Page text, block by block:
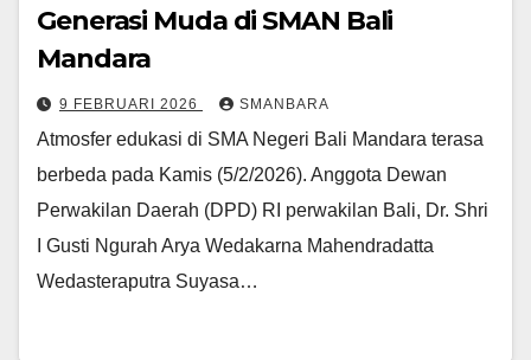
Generasi Muda di SMAN Bali
Mandara
9 FEBRUARI 2026 SMANBARA
Atmosfer edukasi di SMA Negeri Bali Mandara terasa
berbeda pada Kamis (5/2/2026). Anggota Dewan
Perwakilan Daerah (DPD) RI perwakilan Bali, Dr. Shri
I Gusti Ngurah Arya Wedakarna Mahendradatta
Wedasteraputra Suyasa…